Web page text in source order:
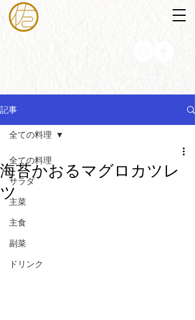
記事
全ての料理
サラダ
主菜
主食
副菜
ドリンク
全ての料理
海苔かおるマグロカツレ
ツ